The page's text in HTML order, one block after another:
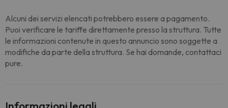
Alcuni dei servizi elencati potrebbero essere a pagamento.
Puoi verificare le tariffe direttamente presso la struttura. Tutte
le informazioni contenute in questo annuncio sono soggette a
modifiche da parte della struttura. Se hai domande, contattaci
pure.